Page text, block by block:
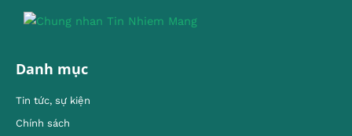
Danh mục
Tin tức, sự kiện
Chính sách